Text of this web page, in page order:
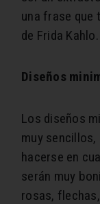
una frase que
de Frida Kahlo.
Diseños
Los diseños
muy
hacerse en
serán muy
rosas,